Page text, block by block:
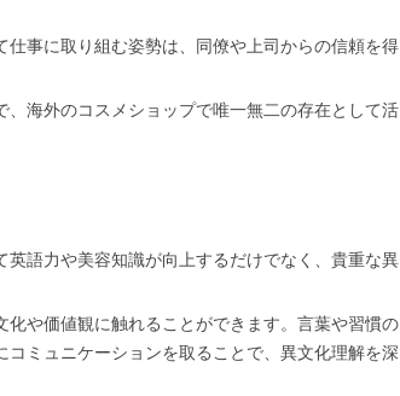
仕事に取り組む姿勢は、同僚や上司からの信頼を得
海外のコスメショップで唯一無二の存在として活
語力や美容知識が向上するだけでなく、貴重な異
や価値観に触れることができます。言葉や習慣の
ミュニケーションを取ることで、異文化理解を深